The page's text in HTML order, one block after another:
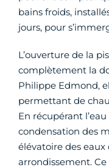
bains froids,
jours, pour
L’ouverture de la
complètement la
Philippe Edmond,
permettant de
En récupérant
condensation des
élévatoire des eaux
arrondissement.